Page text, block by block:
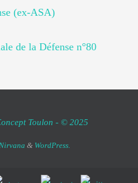
(ex-ASA)
de la Défense n°80
Toulon - © 2025
& WordPress.